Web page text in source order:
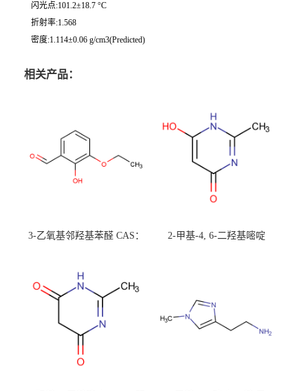
闪光点:101.2±18.7 °C
折射率:1.568
密度:1.114±0.06 g/cm3(Predicted)
相关产品：
3-乙氧基邻羟基苯醛 CAS：
校可先用后付
2-甲基-4, 6-二羟基嘧啶